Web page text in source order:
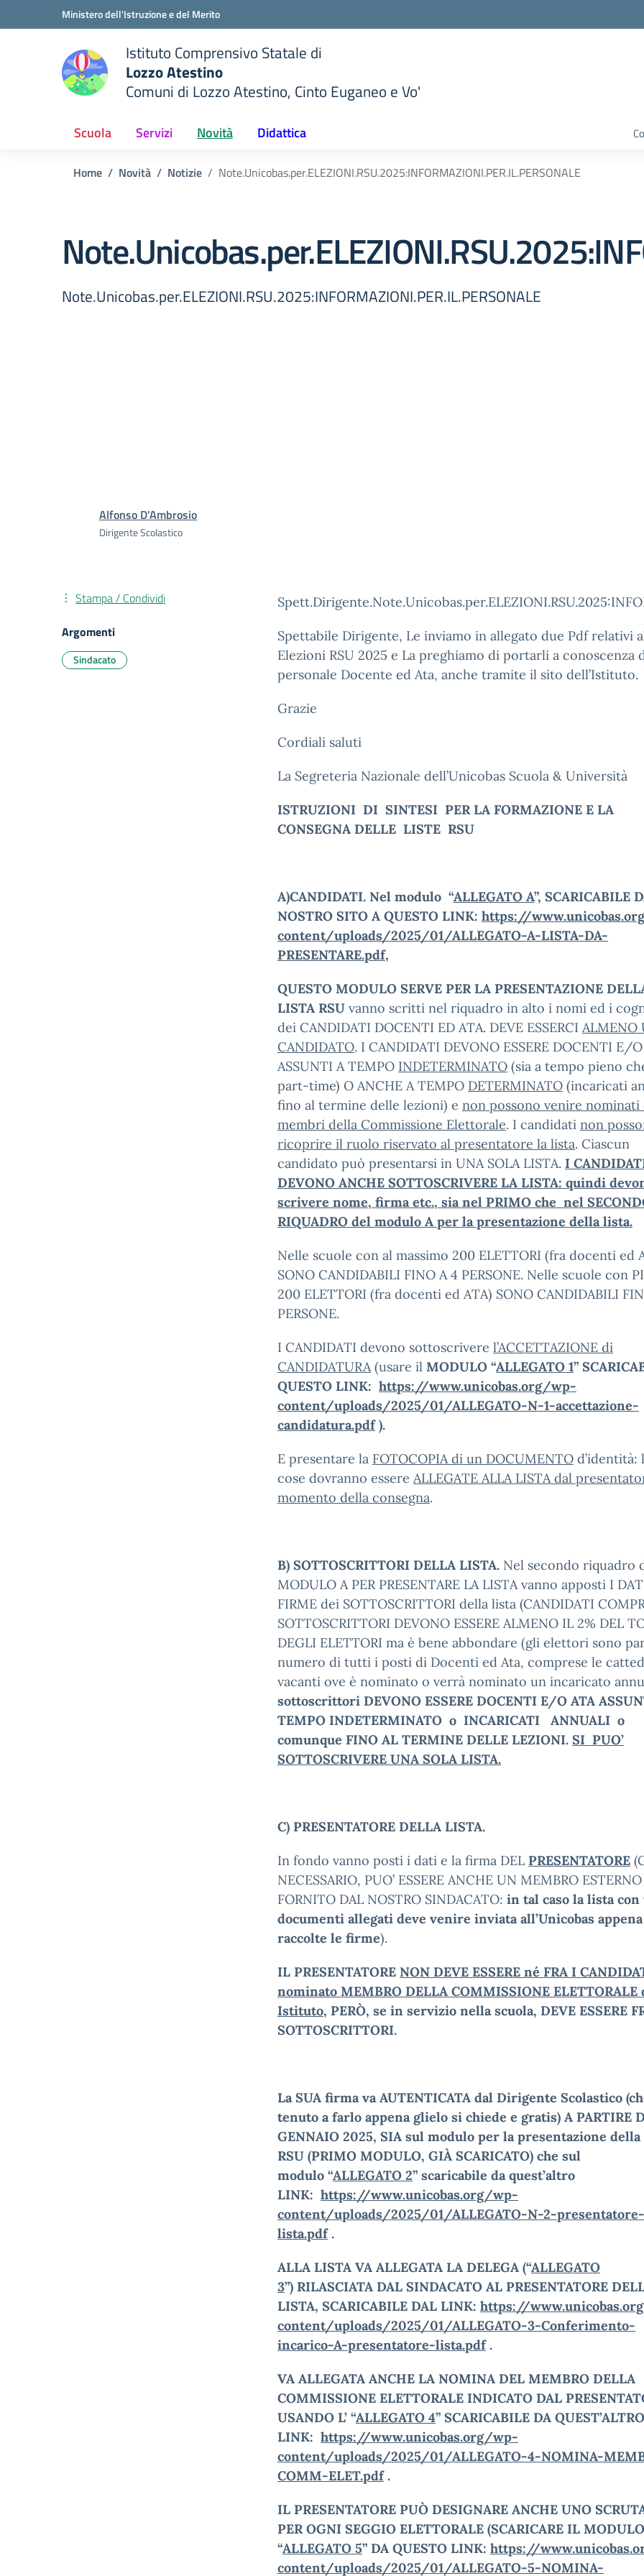
Vai ai contenuti
Vai al menu di navigazioneMinistero dell'Istruzione e del Merito
Istituto Comprensivo Statale di
Lozzo Atestino
Comuni di Lozzo Atestino, Cinto Euganeo e Vo'
Scuola Servizi Novità Didattica
Home Novità Notizie Note.Unicobas.per.ELEZIONI.RSU.2025:INFORMAZIONI.PER.IL.PERSONALE
Note.Unicobas.per.ELEZIONI.RSU.2025:INFORMAZIONI.PER.IL.PERSONALE
Alfonso D'Ambrosio
Dirigente Scolastico
Spettabile Dirigente, Le inviamo in allegato due Pdf relativi
Elezioni RSU 2025 e La preghiamo di portarli a conoscenza
personale Docente ed Ata, anche tramite il sito dell’Istituto.
Grazie
Cordiali saluti
La Segreteria Nazionale dell’Unicobas Scuola & Università
ISTRUZIONI DI SINTESI PER LA FORMAZIONE E LA
CONSEGNA DELLE LISTE RSU
A)CANDIDATI. Nel modulo “ALLEGATO A”, SCARICABILE
NOSTRO SITO A QUESTO LINK: https://
content/uploads/2025/01/ALLEGATO-A-LISTA-DA-
PRESENTARE.pdf,
QUESTO MODULO SERVE PER LA PRESENTAZIONE
LISTA RSU vanno scritti nel riquadro in alto i nomi ed i
dei CANDIDATI DOCENTI ED ATA. DEVE ESSERCI ALMENO
CANDIDATO. I CANDIDATI DEVONO ESSERE DOCENTI E/
ASSUNTI A TEMPO INDETERMINATO (sia a tempo pieno
part-time) O ANCHE A TEMPO DETERMINATO (incaricati
fino al termine delle lezioni) e non possono venire nominati
membri della Commissione Elettorale. I candidati non
ricoprire il ruolo riservato al presentatore la lista. Ciascun
candidato può presentarsi in UNA SOLA LISTA. I
DEVONO ANCHE SOTTOSCRIVERE LA LISTA: quindi
scrivere nome, firma etc., sia nel PRIMO che nel
RIQUADRO del modulo A per la presentazione della lista.
Nelle scuole con al massimo 200 ELETTORI (fra docenti ed
SONO CANDIDABILI FINO A 4 PERSONE. Nelle scuole con
200 ELETTORI (fra docenti ed ATA) SONO CANDIDABILI
PERSONE.
I CANDIDATI devono sottoscrivere l’ACCETTAZIONE di
CANDIDATURA(usare il MODULO “ALLEGATO 1”
QUESTO LINK: https://www.unicobas.org/wp-
content/uploads/2025/01/ALLEGATO-N-1-accettazione-
candidatura.pdf ).
E presentare la FOTOCOPIA di un DOCUMENTO d’identità:
cose dovranno essere ALLEGATE ALLA LISTA dal
momento della consegna.
B) SOTTOSCRITTORI DELLA LISTA. Nel secondo riquadro
MODULO A PER PRESENTARE LA LISTA vanno apposti I
FIRME dei SOTTOSCRITTORI della lista (CANDIDATI
SOTTOSCRITTORI DEVONO ESSERE ALMENO IL 2% DEL
DEGLI ELETTORI ma è bene abbondare (gli elettori sono
numero di tutti i posti di Docenti ed Ata, comprese le
vacanti ove è nominato o verrà nominato un incaricato
sottoscrittori DEVONO ESSERE DOCENTI E/O ATA
TEMPO INDETERMINATO o INCARICATI ANNUALI o
comunque FINO AL TERMINE DELLE LEZIONI. SI PUO’
SOTTOSCRIVERE UNA SOLA LISTA.
C) PRESENTATORE DELLA LISTA.
In fondo vanno posti i dati e la firma DEL PRESENTATORE
NECESSARIO, PUO’ ESSERE ANCHE UN MEMBRO ESTERNO
FORNITO DAL NOSTRO SINDACATO: in tal caso la lista
documenti allegati deve venire inviata all’Unicobas appena
raccolte le firme).
IL PRESENTATORE NON DEVE ESSERE né FRA I
nominato MEMBRO DELLA COMMISSIONE ELETTORALE
Istituto, PERÒ, se in servizio nella scuola, DEVE ESSERE
SOTTOSCRITTORI.
La SUA firma va AUTENTICATA dal Dirigente Scolastico
tenuto a farlo appena glielo si chiede e gratis) A PARTIRE
GENNAIO 2025, SIA sul modulo per la presentazione
RSU (PRIMO MODULO, GIÀ SCARICATO) che sul
modulo “ALLEGATO 2” scaricabile da quest’altro
LINK: https://www.unicobas.org/wp-
content/uploads/2025/01/ALLEGATO-N-2-presentatore-
lista.pdf.
ALLA LISTA VA ALLEGATA LA DELEGA (“ALLEGATO
3”) RILASCIATA DAL SINDACATO AL PRESENTATORE
LISTA, SCARICABILE DAL LINK: https://
content/uploads/2025/01/ALLEGATO-3-Conferimento-
incarico-A-presentatore-lista.pdf.
VA ALLEGATA ANCHE LA NOMINA DEL MEMBRO DELLA
COMMISSIONE ELETTORALE INDICATO DAL
USANDO L’ “ALLEGATO 4” SCARICABILE DA QUEST’ALTRO
LINK: https://www.unicobas.org/wp-
content/uploads/2025/01/ALLEGATO-4-NOMINA-
COMM-ELET.pdf.
IL PRESENTATORE PUÒ DESIGNARE ANCHE UNO
PER OGNI SEGGIO ELETTORALE (SCARICARE IL MODULO
“ALLEGATO 5” DA QUESTO LINK: https://
content/uploads/2025/01/ALLEGATO-5-NOMINA-
Stampa / Condividi
Argomenti
Sindacato